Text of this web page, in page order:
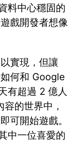
料中心穩固的
戲開發者想像
實現，但讓
何和 Google
有超過 2 億人
的世界中，
可開始遊戲。
中一位喜愛的